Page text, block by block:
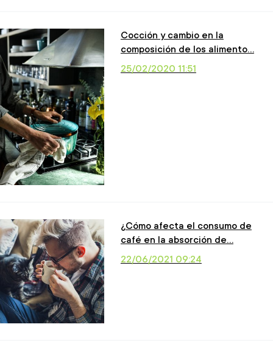
Cocción y cambio en la
composición de los alimento…
25/02/2020 11:51
¿Cómo afecta el consumo de
café en la absorción de…
22/06/2021 09:24